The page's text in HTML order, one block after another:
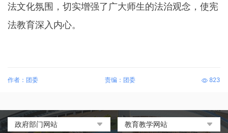
法文化氛围，切实增强了广大师生的法治观念，使宪
法教育深入内心。
作者：团委 责编：团委 823
政府部门网站
教育教学网站